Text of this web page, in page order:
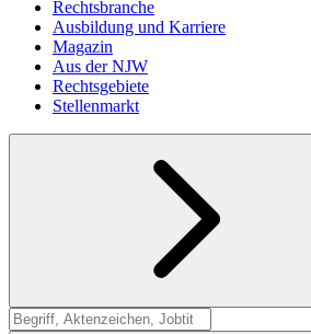
Rechtsbranche
Ausbildung und Karriere
Magazin
Aus der NJW
Rechtsgebiete
Stellenmarkt
Suche